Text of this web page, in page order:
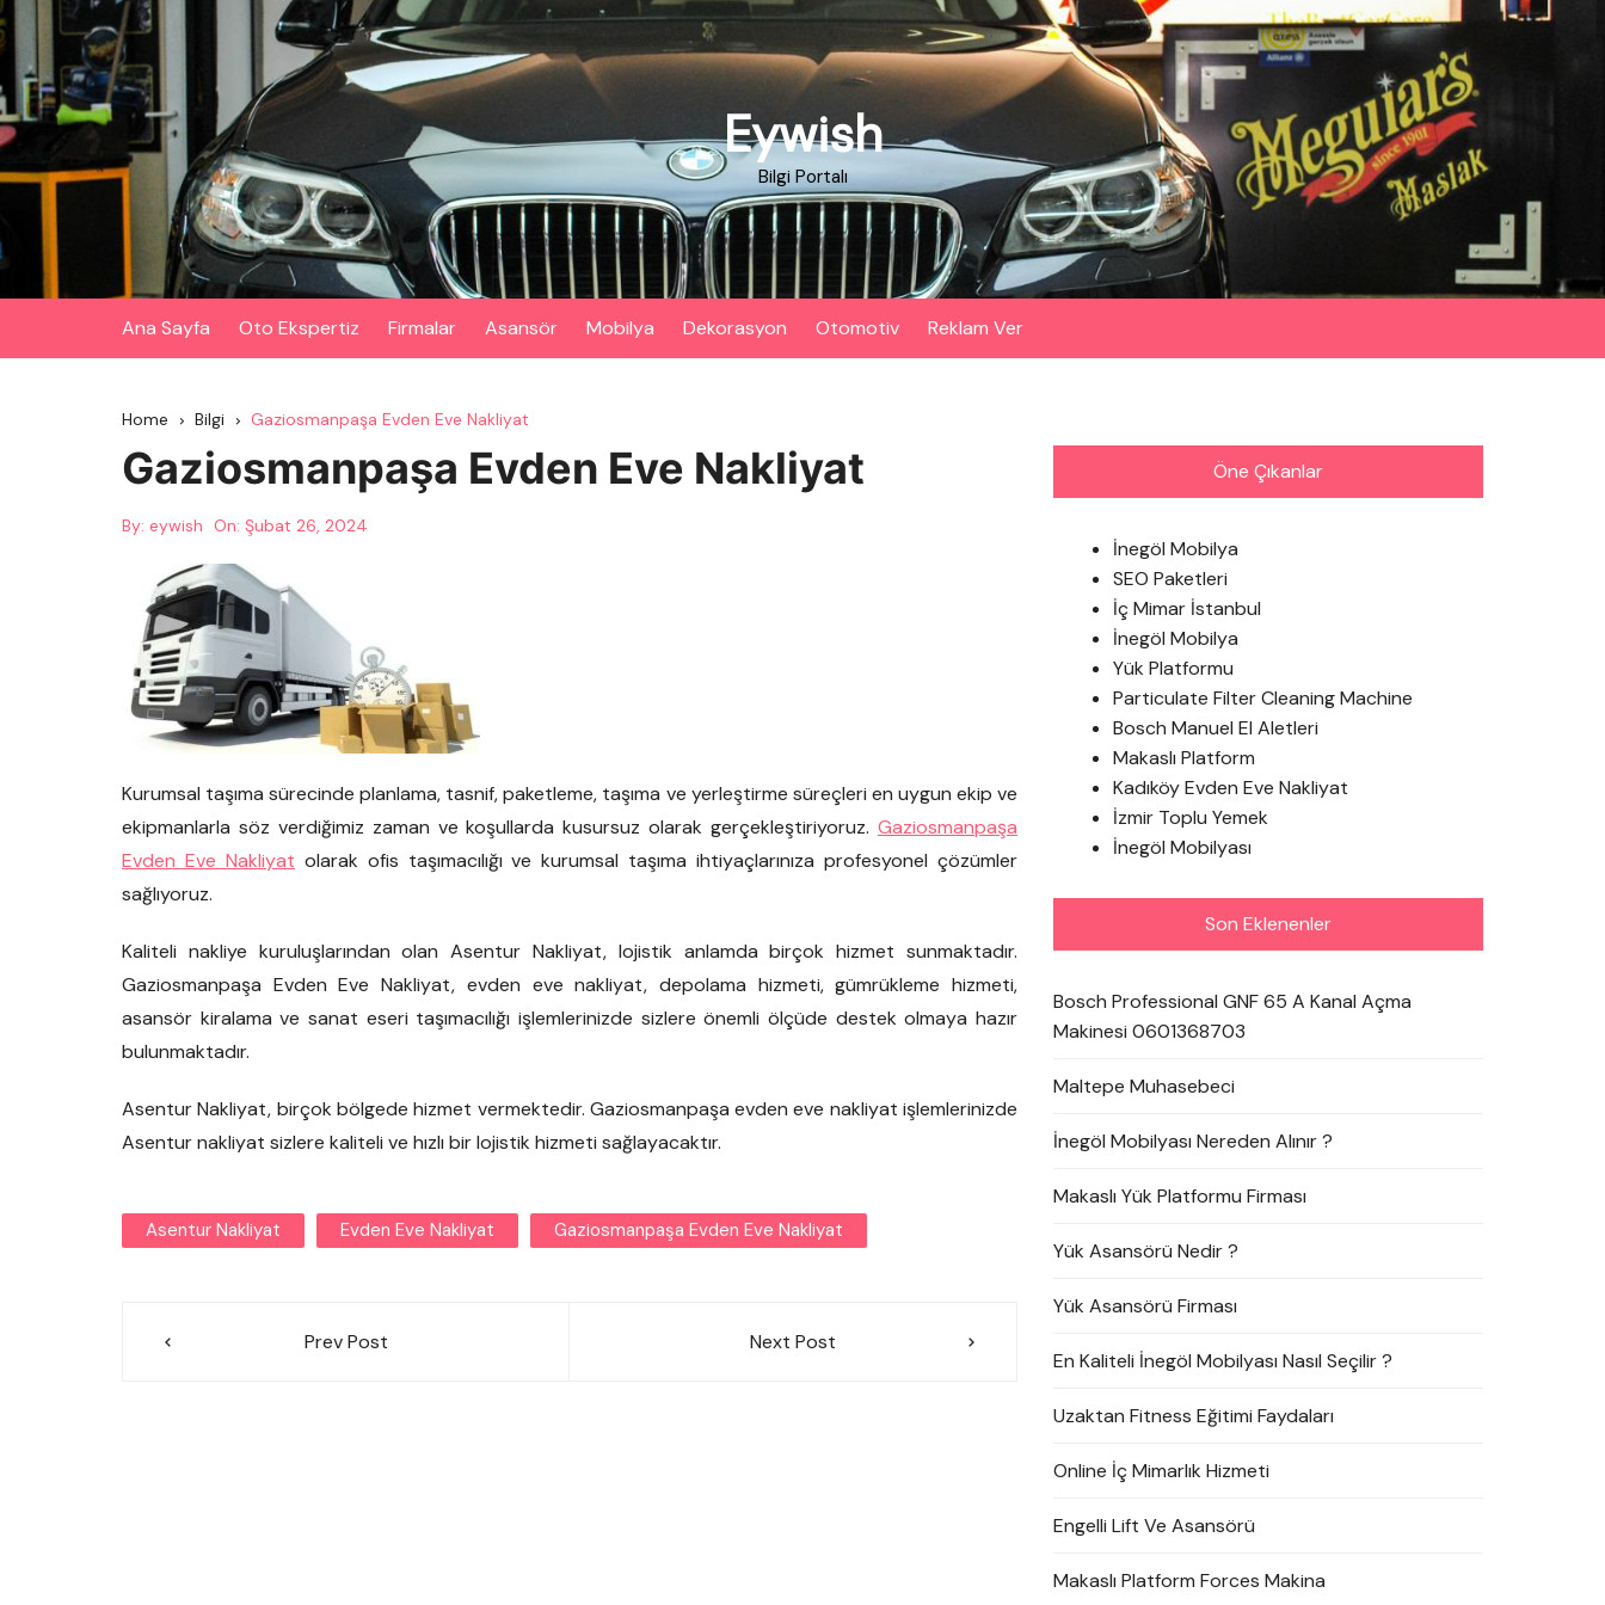
Skip
to
content
Eywish
Bilgi Portalı
Ana Sayfa Oto Ekspertiz Firmalar Asansör Mobilya Dekorasyon Otomotiv Reklam Ver
Home Bilgi Gaziosmanpaşa Evden Eve Nakliyat
Gaziosmanpaşa Evden Eve Nakliyat
By: eywish On: Şubat 26, 2024
Kurumsal taşıma sürecinde planlama, tasnif, paketleme, taşıma ve yerleştirme süreçleri en uygun ekip ve
ekipmanlarla söz verdiğimiz zaman ve koşullarda kusursuz olarak gerçekleştiriyoruz. Gaziosmanpaşa
Evden Eve Nakliyat olarak ofis taşımacılığı ve kurumsal taşıma ihtiyaçlarınıza profesyonel çözümler
sağlıyoruz.
Kaliteli nakliye kuruluşlarından olan Asentur Nakliyat, lojistik anlamda birçok hizmet sunmaktadır.
Gaziosmanpaşa Evden Eve Nakliyat, evden eve nakliyat, depolama hizmeti, gümrükleme hizmeti,
asansör kiralama ve sanat eseri taşımacılığı işlemlerinizde sizlere önemli ölçüde destek olmaya hazır
bulunmaktadır.
Asentur Nakliyat, birçok bölgede hizmet vermektedir. Gaziosmanpaşa evden eve nakliyat işlemlerinizde
Asentur nakliyat sizlere kaliteli ve hızlı bir lojistik hizmeti sağlayacaktır.
Asentur Nakliyat Evden Eve Nakliyat Gaziosmanpaşa Evden Eve Nakliyat
Prev Post Next Post
Öne Çıkanlar
İnegöl Mobilya
SEO Paketleri
İç Mimar İstanbul
İnegöl Mobilya
Yük Platformu
Particulate Filter Cleaning Machine
Bosch Manuel El Aletleri
Makaslı Platform
Kadıköy Evden Eve Nakliyat
İzmir Toplu Yemek
İnegöl Mobilyası
Son Eklenenler
Bosch Professional GNF 65 A Kanal Açma
Makinesi 0601368703
Maltepe Muhasebeci
İnegöl Mobilyası Nereden Alınır ?
Makaslı Yük Platformu Firması
Yük Asansörü Nedir ?
Yük Asansörü Firması
En Kaliteli İnegöl Mobilyası Nasıl Seçilir ?
Uzaktan Fitness Eğitimi Faydaları
Online İç Mimarlık Hizmeti
Engelli Lift Ve Asansörü
Makaslı Platform Forces Makina